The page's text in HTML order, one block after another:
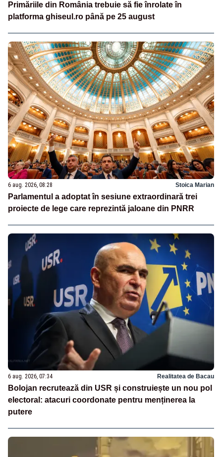
Primăriile din România trebuie să fie înrolate în
platforma ghiseul.ro până pe 25 august
6 aug. 2026, 08:28 Stoica Marian
Parlamentul a adoptat în sesiune extraordinară trei
proiecte de lege care reprezintă jaloane din PNRR
6 aug. 2026, 07:34 Realitatea de Bacau
Bolojan recrutează din USR și construiește un nou pol
electoral: atacuri coordonate pentru menținerea la
putere